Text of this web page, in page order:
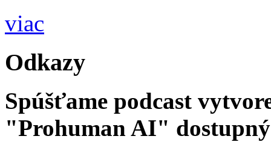
viac
Odkazy
Spúšťame podcast
"Prohuman AI"